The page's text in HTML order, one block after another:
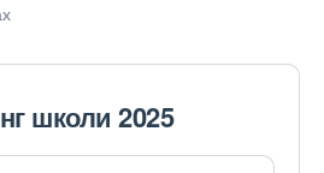
школи 2025